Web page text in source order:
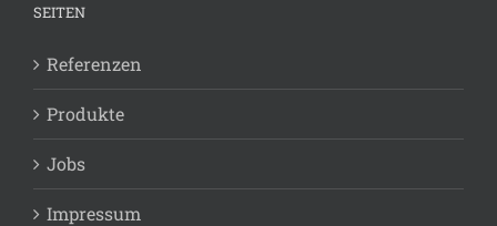
SEITEN
Referenzen
Produkte
Jobs
Impressum